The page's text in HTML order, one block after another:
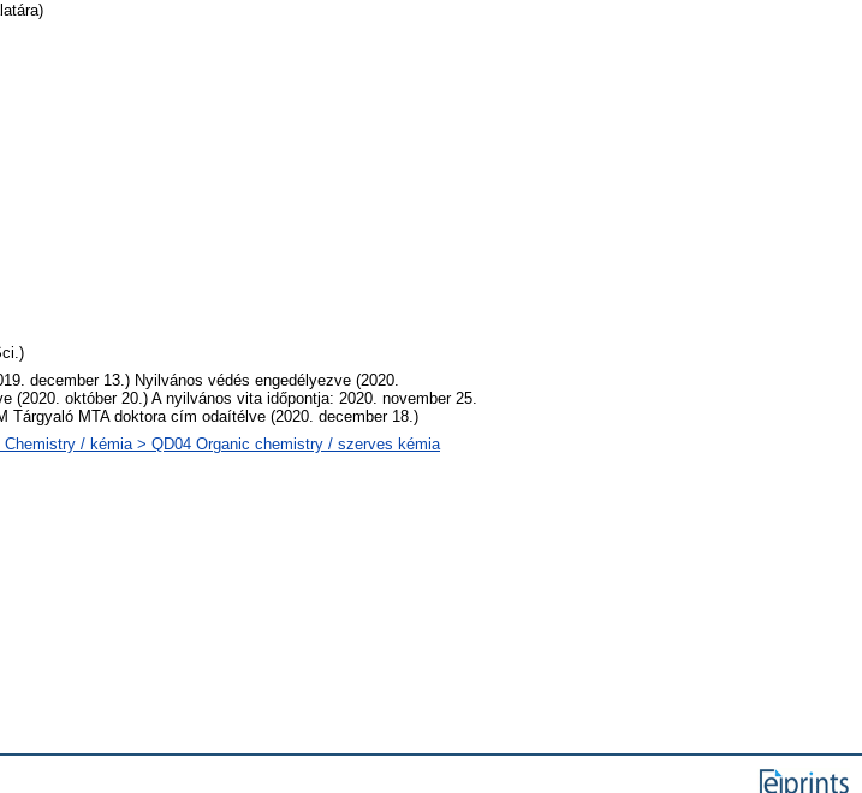
december 13.) Nyilvános védés engedélyezve (2020.
(2020. október 20.) A nyilvános vita időpontja: 2020. november 25.
Tárgyaló MTA doktora cím odaítélve (2020. december 18.)
/ kémia > QD04 Organic chemistry / szerves kémia